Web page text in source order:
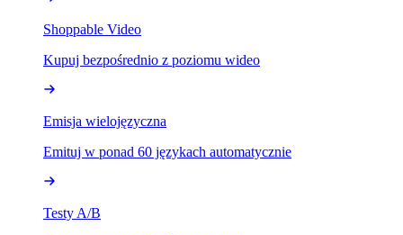
Shoppable Video
Kupuj bezpośrednio z poziomu wideo
Emisja wielojęzyczna
Emituj w ponad 60 językach automatycznie
Testy A/B